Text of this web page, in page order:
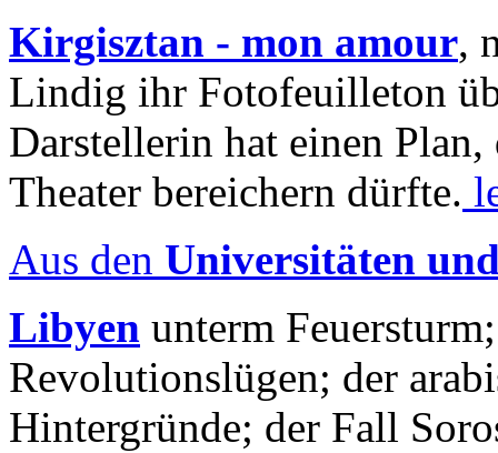
Kirgisztan - mon amour,
Lindig ihr Fotofeuilleton
Darstellerin hat einen Plan,
Theater bereichern dürfte.
Aus den Universitäten
Libyen unterm
Revolutionslügen; der
Hintergründe; der Fall